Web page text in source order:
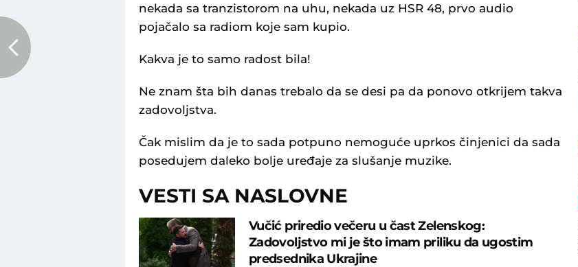
nekada sa tranzistorom na uhu, nekada uz HSR 48, prvo audio
pojačalo sa radiom koje sam kupio.
Kakva je to samo radost bila!
Ne znam šta bih danas trebalo da se desi pa da ponovo otkrijem takva
zadovoljstva.
Čak mislim da je to sada potpuno nemoguće uprkos činjenici da sada
posedujem daleko bolje uređaje za slušanje muzike.
VESTI SA NASLOVNE
Vučić priredio večeru u čast Zelenskog:
Zadovoljstvo mi je što imam priliku da ugostim
predsednika Ukrajine